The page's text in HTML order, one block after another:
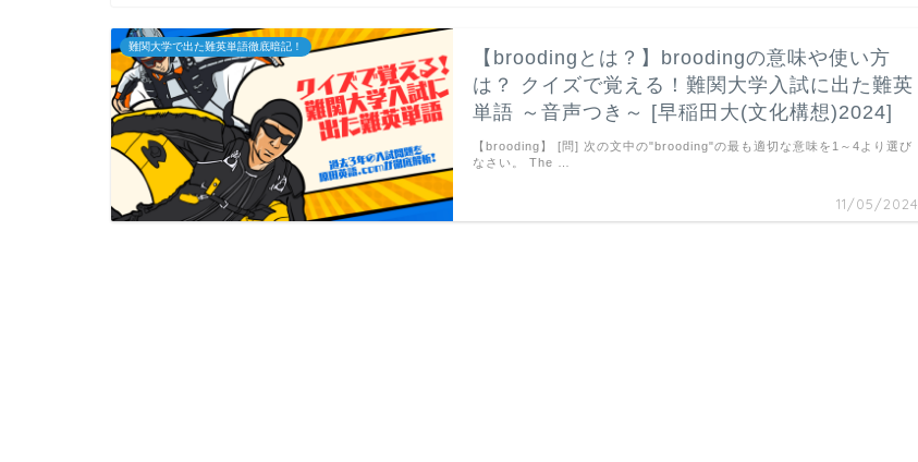
難関大学で出た難英単語徹底暗記！
【broodingとは？】broodingの意味や使い方
は？ クイズで覚える！難関大学入試に出た難英
単語 ～音声つき～ [早稲田大(文化構想)2024]
11/05/2024
【brooding】 [問] 次の文中の"brooding"の最も適切な意味を1～4より選び
なさい。 The …